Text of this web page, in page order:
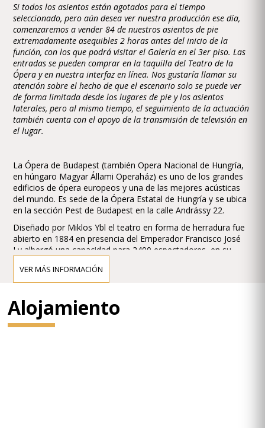
Si todos los asientos están agotados para el tiempo
seleccionado, pero aún desea ver nuestra producción ese día,
comenzaremos a vender 84 de nuestros asientos de pie
extremadamente asequibles 2 horas antes del inicio de la
función, con los que podrá visitar el Galería en el 3er piso. Las
entradas se pueden comprar en la taquilla del Teatro de la
Ópera y en nuestra interfaz en línea. Nos gustaría llamar su
atención sobre el hecho de que el escenario solo se puede ver
de forma limitada desde los lugares de pie y los asientos
laterales, pero al mismo tiempo, el seguimiento de la actuación
también cuenta con el apoyo de la transmisión de televisión en
el lugar.
La Ópera de Budapest (también Opera Nacional de Hungría,
en húngaro Magyar Állami Operaház) es uno de los grandes
edificios de ópera europeos y una de las mejores acústicas
del mundo. Es sede de la Ópera Estatal de Hungría y se ubica
en la sección Pest de Budapest en la calle Andrássy 22.
Diseñado por Miklos Ybl el teatro en forma de herradura fue
abierto en 1884 en presencia del Emperador Francisco José
I y albergó una capacidad para 2400 espectadores, en su
El compositor y director Gustav Mahler fue director artístico
del teatro en 1887-1891 iniciando una era dorada a la que se
sumaron Richard Strauss, Wilhelm Furtwängler y Otto
VER MÁS INFORMACIÓN
Alojamiento